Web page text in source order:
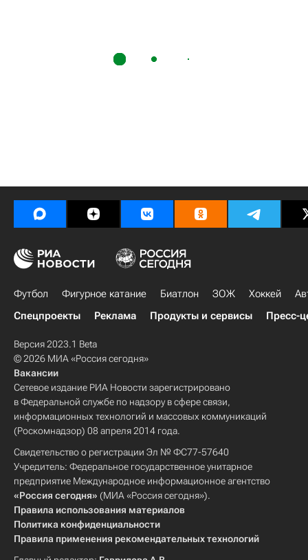
Футбол Фигурное катание Биатлон ЗОЖ Хоккей
Спецпроекты
Реклама Продукты и сервисы Пресс-
Версия 2023.1 Beta
© 2026 МИА «Россия сегодня»
Вакансии
Сетевое издание РИА Новости зарегистрировано
в Федеральной службе по надзору в сфере связи,
информационных технологий и массовых коммуникаций
(Роскомнадзор) 08 апреля 2014 года.
Свидетельство о регистрации Эл № ФС77-57640
Учредитель: Федеральное государственное унитарное
предприятие Международное информационное агентство
«Россия сегодня» (МИА «Россия сегодня»).
Правила использования материалов
Политика конфиденциальности
Правила применения рекомендательных технологий